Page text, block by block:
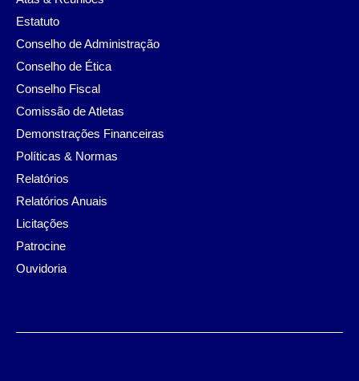
Estatuto
Conselho de Administração
Conselho de Ética
Conselho Fiscal
Comissão de Atletas
Demonstrações Financeiras
Políticas & Normas
Relatórios
Relatórios Anuais
Licitações
Patrocine
Ouvidoria